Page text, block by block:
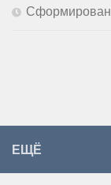
Сформирован
ЕЩЁ